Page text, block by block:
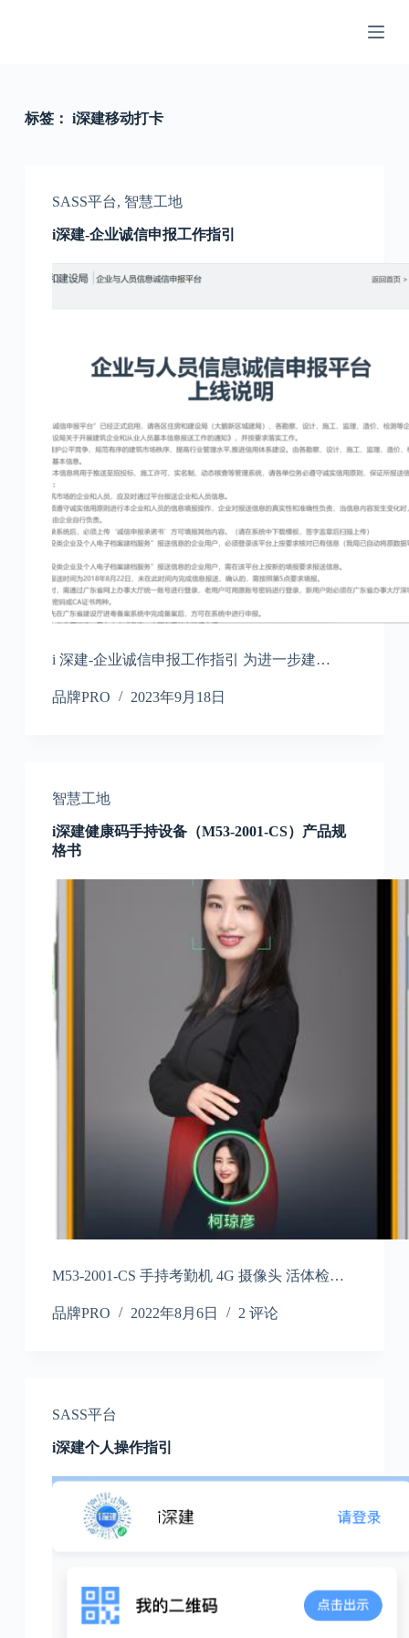
标签： i深建移动打卡
SASS平台, 智慧工地
i深建-企业诚信申报工作指引
i 深建-企业诚信申报工作指引 为进一步建…
品牌PRO 2023年9月18日
智慧工地
i深建健康码手持设备（M53-2001-CS）产品规
格书
M53-2001-CS 手持考勤机 4G 摄像头 活体检…
品牌PRO 2022年8月6日 2 评论
SASS平台
i深建个人操作指引